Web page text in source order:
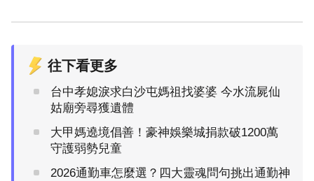
往下看更多
台中孝媳淚求白沙屯媽祖找婆婆 今水流屍仙
姑廟旁尋獲遺體
大甲媽遶境倡善！豪神娛樂城捐款破1200萬
守護弱勢兒童
2026通勤車怎麼選？四大靈魂問句挑出通勤神